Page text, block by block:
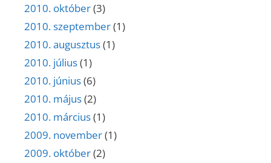
2010. október(3)
2010. szeptember(1)
2010. augusztus(1)
2010. július(1)
2010. június(6)
2010. május(2)
2010. március(1)
2009. november(1)
2009. október(2)